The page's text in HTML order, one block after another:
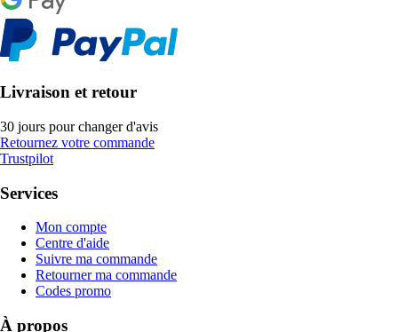
Livraison et retour
30 jours pour changer d'avis
Retournez votre commande
Trustpilot
Services
Mon compte
Centre d'aide
Suivre ma commande
Retourner ma commande
Codes promo
À propos